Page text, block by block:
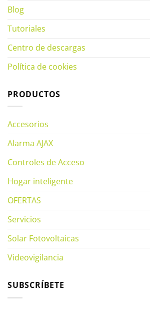
Blog
Tutoriales
Centro de descargas
Política de cookies
PRODUCTOS
Accesorios
Alarma AJAX
Controles de Acceso
Hogar inteligente
OFERTAS
Servicios
Solar Fotovoltaicas
Videovigilancia
SUBSCRÍBETE